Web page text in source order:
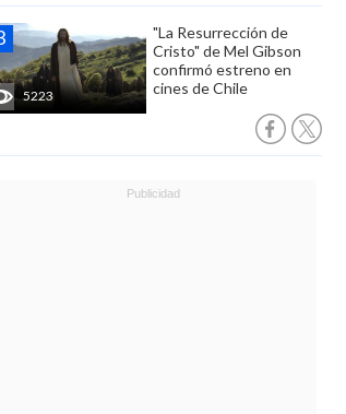
5223
"La Resurrección de
Cristo" de Mel Gibson
confirmó estreno en
cines de Chile